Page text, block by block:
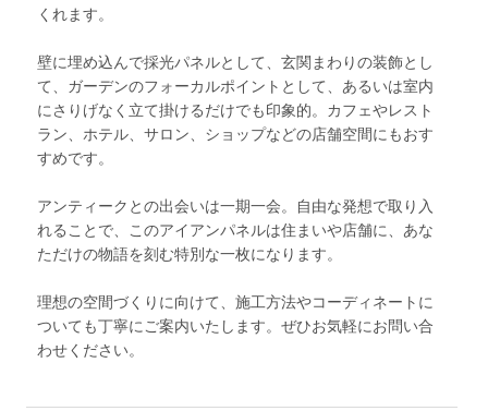
くれます。
壁に埋め込んで採光パネルとして、玄関まわりの装飾とし
て、ガーデンのフォーカルポイントとして、あるいは室内
にさりげなく立て掛けるだけでも印象的。カフェやレスト
ラン、ホテル、サロン、ショップなどの店舗空間にもおす
すめです。
アンティークとの出会いは一期一会。自由な発想で取り入
れることで、このアイアンパネルは住まいや店舗に、あな
ただけの物語を刻む特別な一枚になります。
理想の空間づくりに向けて、施工方法やコーディネートに
ついても丁寧にご案内いたします。ぜひお気軽にお問い合
わせください。